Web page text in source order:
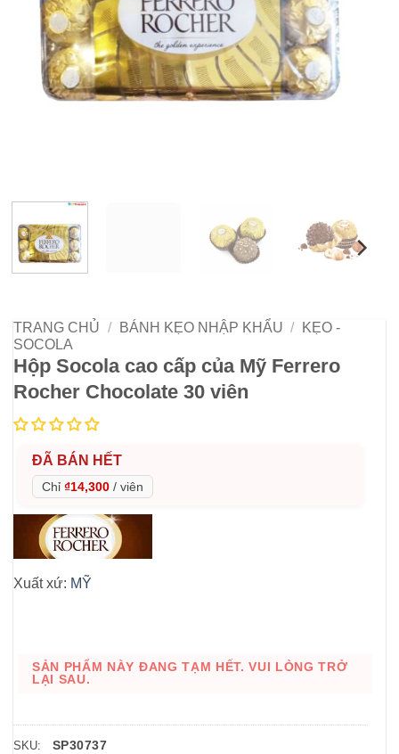
TRANG CHỦ / BÁNH KẸO NHẬP KHẨU /
KẸO -
SOCOLA
Hộp Socola cao cấp của Mỹ Ferrero
Rocher Chocolate 30 viên
ĐÃ BÁN HẾT
Chỉ ₫14,300 / viên
Xuất xứ: MỸ
SẢN PHẨM NÀY ĐANG TẠM HẾT. VUI LÒNG TRỞ
LẠI SAU.
SKU: SP30737